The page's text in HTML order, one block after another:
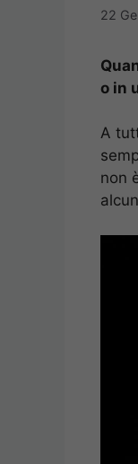
22
o in
A
non